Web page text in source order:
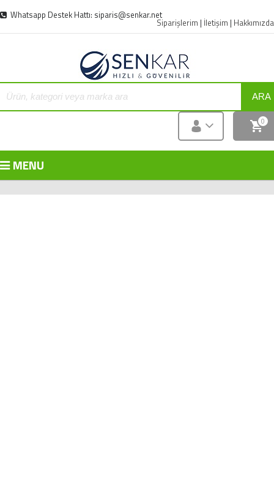
Whatsapp Destek Hattı: siparis@senkar.net
Siparişlerim | İletişim | Hakkımızda
ARA
0
MENU